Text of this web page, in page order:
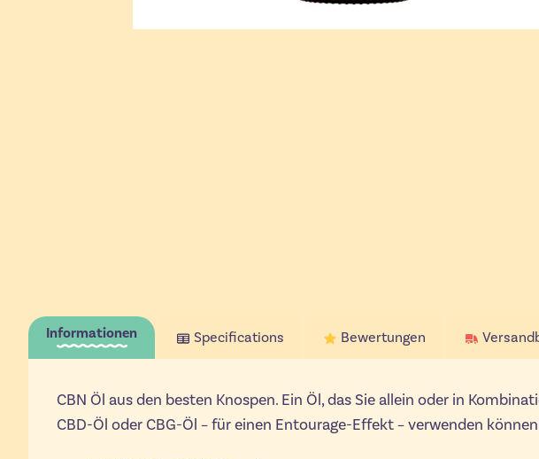
Informationen Specifications Bewertungen
CBN Öl aus den besten Knospen. Ein Öl, das Sie allein oder in
CBD-Öl oder CBG-Öl – für einen Entourage-Effekt – verwenden